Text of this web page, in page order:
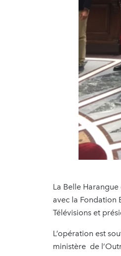
La Belle
avec la Fondation
Télévisions et
L’opération est
ministère de